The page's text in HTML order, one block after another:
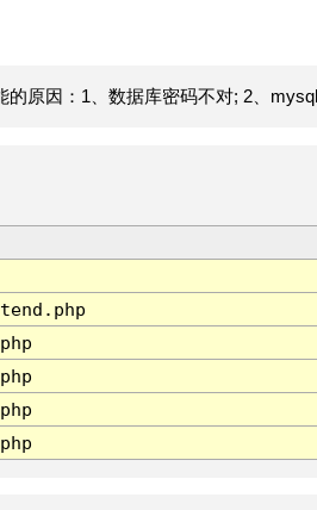
原因：1、数据库密码不对; 2、mysql